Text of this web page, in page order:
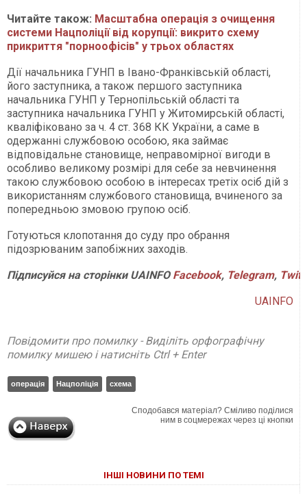
Читайте також: Масштабна операція з очищення
системи Нацполіції від корупції: викрито схему
прикриття "порноофісів" у трьох областях
Дії начальника ГУНП в Івано-Франківській області,
його заступника, а також першого заступника
начальника ГУНП у Тернопільській області та
заступника начальника ГУНП у Житомирській області,
кваліфіковано за ч. 4 ст. 368 КК України, а саме в
одержанні службовою особою, яка займає
відповідальне становище, неправомірної вигоди в
особливо великому розмірі для себе за невчинення
такою службовою особою в інтересах третіх осіб дій з
використанням службового становища, вчиненого за
попередньою змовою групою осіб.
Готуються клопотання до суду про обрання
підозрюваним запобіжних заходів.
ПідписуйсянасторінкиUAINFO Facebook, Telegram,
UAINFO
Повідомити про помилку - Виділіть орфографічну
помилку мишею і натисніть Ctrl + Enter
операція Нацполіція схема
Сподобався матеріал? Сміливо поділися
ним в соцмережах через ці кнопки
ІНШІ НОВИНИ ПО ТЕМІ